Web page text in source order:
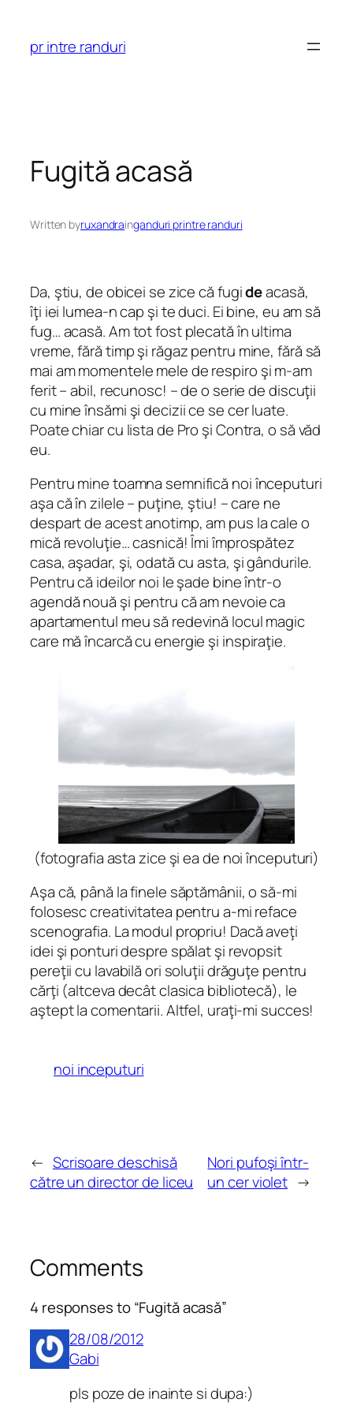
content
pr intre randuri
Fugită acasă
Written byruxandrainganduri printre randuri
Da, ştiu, de obicei se zice că fugideacasă,
îţi iei lumea-n cap şi te duci. Ei bine, eu am să
fug… acasă. Am tot fost plecată în ultima
vreme, fără timp şi răgaz pentru mine, fără să
mai am momentele mele de respiro şi m-am
ferit – abil, recunosc! – de o serie de discuţii
cu mine însămi şi decizii ce se cer luate.
Poate chiar cu lista de Pro şi Contra, o să văd
eu.
Pentru mine toamna semnifică noi începuturi
aşa că în zilele – puţine, ştiu! – care ne
despart de acest anotimp, am pus la cale o
mică revoluţie… casnică! Îmi împrospătez
casa, aşadar, şi, odată cu asta, şi gândurile.
Pentru că ideilor noi le şade bine într-o
agendă nouă şi pentru că am nevoie ca
apartamentul meu să redevină locul magic
care mă încarcă cu energie şi inspiraţie.
(fotografia asta zice şi ea de noi începuturi)
Aşa că, până la finele săptămânii, o să-mi
folosesc creativitatea pentru a-mi reface
scenografia. La modul propriu! Dacă aveţi
idei şi ponturi despre spălat şi revopsit
pereţii cu lavabilă ori soluţii drăguţe pentru
cărţi (altceva decât clasica bibliotecă), le
aştept la comentarii. Altfel, uraţi-mi succes!
noi inceputuri
← Scrisoare deschisă
către un director de liceu
Nori pufoşi într-
un cer violet →
Comments
4 responses to “Fugită acasă”
28/08/2012
Gabi
pls poze de inainte si dupa:)